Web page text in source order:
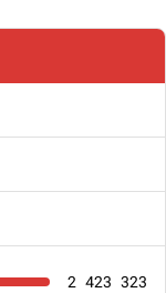
2 423 323